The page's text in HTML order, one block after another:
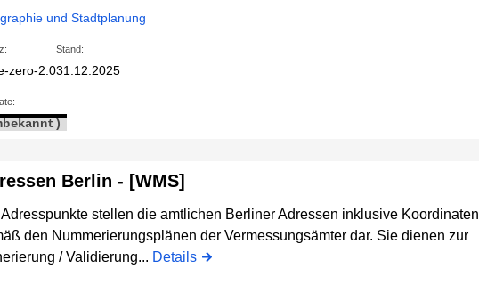
und Stadtplanung
zero-2.0
Stand:
31.12.2025
Berlin - [WMS]
Adresspunkte stellen die amtlichen Berliner Adressen inklusive Koordinaten
den Nummerierungsplänen der Vermessungsämter dar. Sie dienen zur
/ Validierung... Details